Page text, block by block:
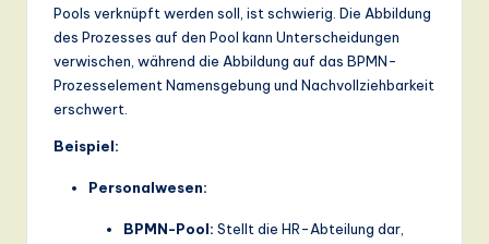
Pools verknüpft werden soll, ist schwierig. Die Abbildung
des Prozesses auf den Pool kann Unterscheidungen
verwischen, während die Abbildung auf das BPMN-
Prozesselement Namensgebung und Nachvollziehbarkeit
erschwert.
Beispiel:
Personalwesen:
BPMN-Pool: Stellt die HR-Abteilung dar,